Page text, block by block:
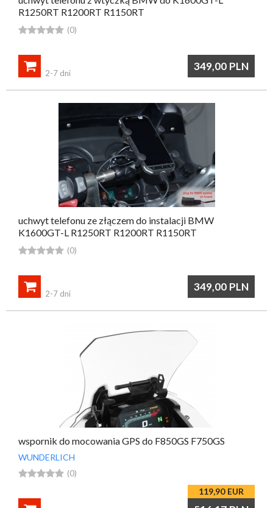
R1250RT R1200RT R1150RT
 (0)
349,00 PLN

2-7 dni
uchwyt telefonu ze złączem do instalacji BMW
K1600GT-L R1250RT R1200RT R1150RT
 (0)
349,00 PLN

2-7 dni
wspornik do mocowania GPS do F850GS F750GS
WUNDERLICH
 (0)
119,90 EUR